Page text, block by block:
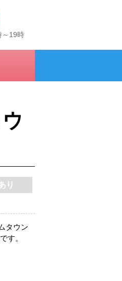
19時
り
タウン
す。